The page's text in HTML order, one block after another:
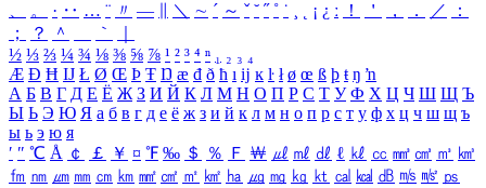
、
。 · ‥ … ¨ 〃 ― ＼ ∼ ´ ～ ˇ ˘ ˝ ˚ ˙ ¸ ¡ ¿ ː ！ ＇ ， ． ／
：
；
？ ＾ ｀
½ ⅓ ⅔ ¼ ¾ ⅛ ⅜ ⅝ ⅞ ¹ ² ³ ⁴ ⁿ ₁ ₂ ₃ ₄
Æ Ð Ħ Ĳ Ł Ø Œ Þ Ŧ Ŋ æ đ ð ħ ı ĳ ĸ ŀ ł ø œ ß þ ŧ ŋ ŉ
А Б В Г Д Е Ё Ж З И Й К Л М Н О П Р С Т У Ф Х Ц Ч Ш Щ Ъ
Ы Ь Э Ю Я а б в г д е ё ж з и й к л м н о п р с т у ф х ц ч ш щ ъ
ы ь э ю я
′ ″ ℃ Å ￠ ￡ ￥ ¤ ℉ ‰ ＄ ％ Ｆ ￦ ㎕ ㎖ ㎗ ℓ ㎘ ㏄ ㎣ ㎤ ㎥ ㎦
㎙ ㎚ ㎛ ㎜ ㎝ ㎞ ㎟ ㎠ ㎡ ㎢ ㏊ ㎍ ㎎ ㎏ ㏏ ㎈ ㎉ ㏈ ㎧ ㎨ ㎰